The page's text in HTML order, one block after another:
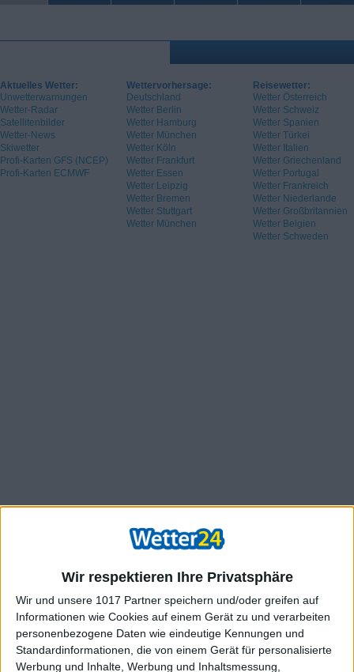
Wir respektieren Ihre Privatsphäre
Wir und unsere 1017 Partner speichern und/oder greifen auf
Informationen wie Cookies auf einem Gerät zu und verarbeiten
personenbezogene Daten wie eindeutige Kennungen und
Standardinformationen, die von einem Gerät für personalisierte
Werbung und Inhalte, Werbung und Inhaltsmessung,
Aktuelles Wetter:
Unwetterwarnungen
Wetter-Radar
Satellitenbilder
Wetter-News
Skiwetter
Profi-Karten GFS (NCEP)
Profi-Karten ECMWF
Wettervorhersage:
Deutschland
Wetter Berlin
Wetter Hamburg
Wetter München
Wetter Köln
Wetter Frankfurt
Wetter Essen
Wetter Leipzig
Wetter Bremen
Wetter Stuttgart
Wetter München
Reisewetter:
Wetter Österreich
Wetter Schweiz
Wetter Spanien
Wetter Türkei
Wetter Italien
Wetter Griechenland
Wetter Portugal
Wetter Frankreich
Wetter Niederlande
Wetter Großbritannien
Wetter Belgien
Wetter Schweden